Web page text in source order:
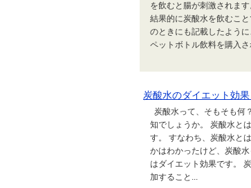
を飲むと腸が刺激されま
結果的に炭酸水を飲むこ
のときにも記載したよう
ペットボトル飲料を購入
炭酸水のダイエット効
炭酸水って、そもそも何
知でしょうか。 炭酸水と
す。 すなわち、炭酸水と
かはわかったけど、炭酸
はダイエット効果です。
加すること...